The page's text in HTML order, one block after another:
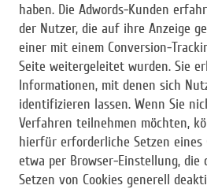
haben. Die Adwords-Kunden
der Nutzer, die auf ihre Anzeige
einer mit einem Conversion-
Seite weitergeleitet wurden. Sie
Informationen, mit denen sich
identifizieren lassen. Wenn Sie
Verfahren teilnehmen möchten,
hierfür erforderliche Setzen eines
etwa per Browser-Einstellung, die
Setzen von Cookies generell